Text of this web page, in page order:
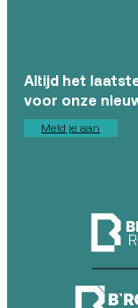
Altijd het
voor onze
Meld je aan